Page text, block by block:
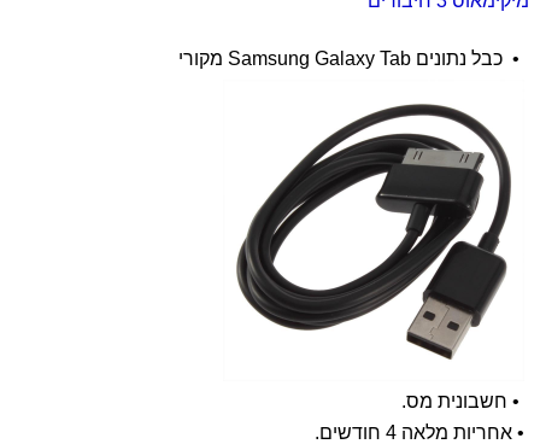
• כבל נתונים Samsung Galaxy Tab מקורי
• חשבונית מס.
• אחריות מלאה 4 חודשים.